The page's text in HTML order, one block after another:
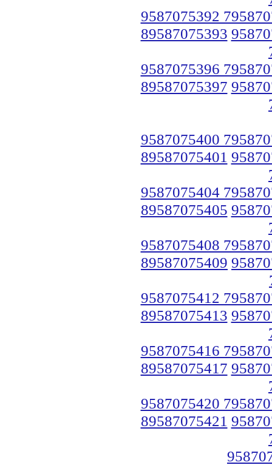
9587075392
89587075393
9587075396
89587075397
9587075400
89587075401
9587075404
89587075405
9587075408
89587075409
9587075412
89587075413
9587075416
89587075417
9587075420
89587075421